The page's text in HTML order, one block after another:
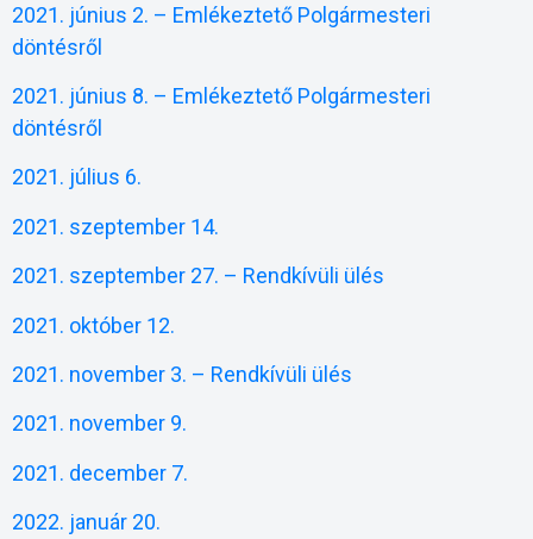
2021. június 2. – Emlékeztető Polgármesteri
döntésről
2021. június 8. – Emlékeztető Polgármesteri
döntésről
2021. július 6.
2021. szeptember 14.
2021. szeptember 27. – Rendkívüli ülés
2021. október 12.
2021. november 3. – Rendkívüli ülés
2021. november 9.
2021. december 7.
2022. január 20.